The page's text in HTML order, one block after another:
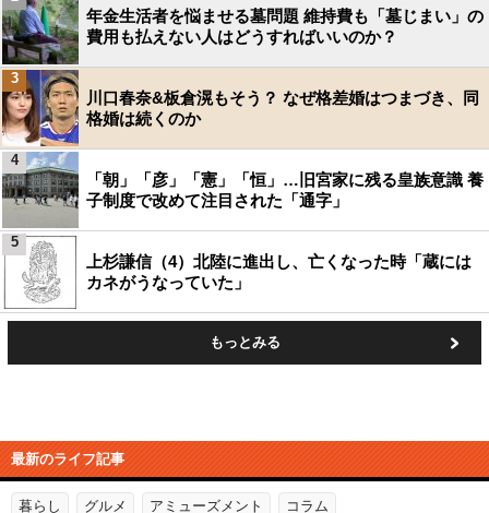
年金生活者を悩ませる墓問題 維持費も「墓じまい」の
費用も払えない人はどうすればいいのか？
川口春奈&板倉滉もそう？ なぜ格差婚はつまづき、同
格婚は続くのか
3
「朝」「彦」「憲」「恒」…旧宮家に残る皇族意識 養
子制度で改めて注目された「通字」
4
上杉謙信（4）北陸に進出し、亡くなった時「蔵には
カネがうなっていた」
5
もっとみる
最新のライフ記事
暮らし グルメ アミューズメント コラム